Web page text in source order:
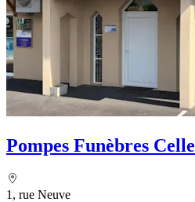
Pompes Funèbres Celle
1, rue Neuve